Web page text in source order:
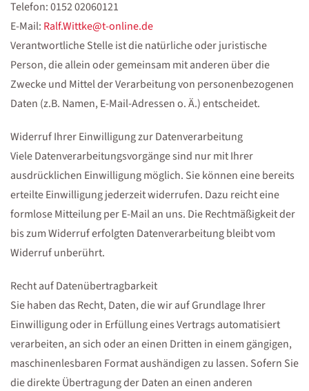
Telefon: 0152 02060121
E-Mail: Ralf.Wittke@t-online.de
Verantwortliche Stelle ist die natürliche oder juristische
Person, die allein oder gemeinsam mit anderen über die
Zwecke und Mittel der Verarbeitung von personenbezogenen
Daten (z.B. Namen, E-Mail-Adressen o. Ä.) entscheidet.
Widerruf Ihrer Einwilligung zur Datenverarbeitung
Viele Datenverarbeitungsvorgänge sind nur mit Ihrer
ausdrücklichen Einwilligung möglich. Sie können eine bereits
erteilte Einwilligung jederzeit widerrufen. Dazu reicht eine
formlose Mitteilung per E-Mail an uns. Die Rechtmäßigkeit der
bis zum Widerruf erfolgten Datenverarbeitung bleibt vom
Widerruf unberührt.
Recht auf Datenübertragbarkeit
Sie haben das Recht, Daten, die wir auf Grundlage Ihrer
Einwilligung oder in Erfüllung eines Vertrags automatisiert
verarbeiten, an sich oder an einen Dritten in einem gängigen,
maschinenlesbaren Format aushändigen zu lassen. Sofern Sie
die direkte Übertragung der Daten an einen anderen